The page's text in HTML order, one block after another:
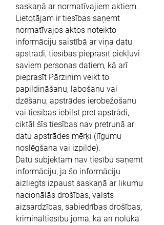
saskaņā ar normatīvajiem aktiem.
Lietotājam ir tiesības saņemt
normatīvajos aktos noteikto
informāciju saistībā ar viņa datu
apstrādi, tiesības pieprasīt piekļuvi
saviem personas datiem, kā arī
pieprasīt Pārzinim veikt to
papildināšanu, labošanu vai
dzēšanu, apstrādes ierobežošanu
vai tiesības iebilst pret apstrādi,
ciktāl šīs tiesības nav pretrunā ar
datu apstrādes mērķi (līgumu
noslēgšana vai izpilde).
Datu subjektam nav tiesību saņemt
informāciju, ja šo informāciju
aizliegts izpaust saskaņā ar likumu
nacionālās drošības, valsts
aizsardzības, sabiedrības drošības,
krimināltiesību jomā, kā arī nolūkā